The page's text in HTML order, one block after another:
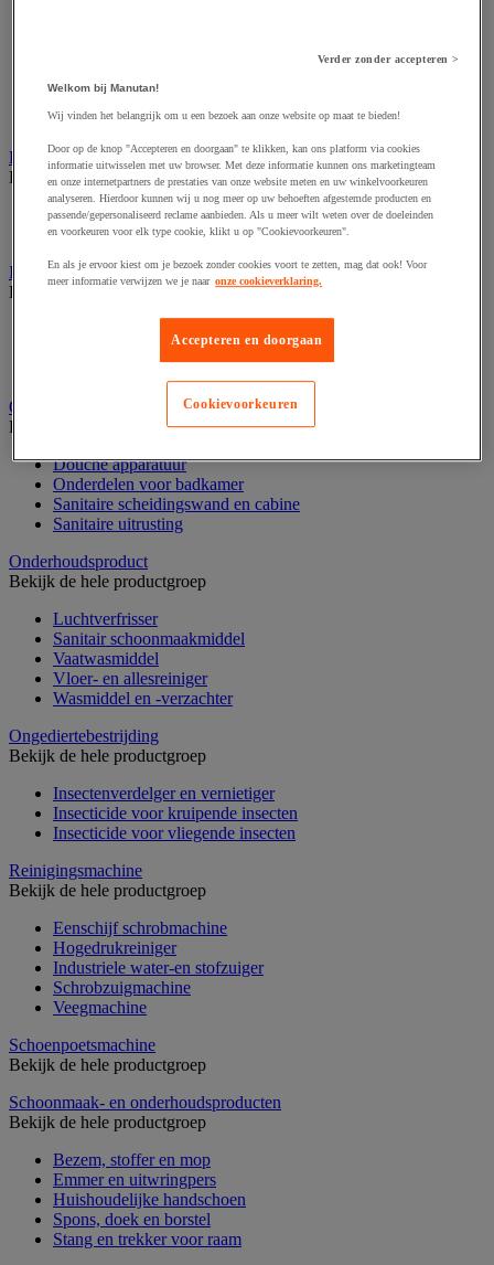
Big bag
Overslag container
Sorteerbak en buitencontainer
Handdoeken en handdoekdispenser
Bekijk de hele productgroep
Handdoek gevouwen en rollen
Handdoekdispenser en toebehoren
Industrieel reinigen
Bekijk de hele productgroep
Industriële poetsrollen
Nonwoven en textiel doeken
Onderdelen voor sanitair, douche en badkamer
Bekijk de hele productgroep
Douche apparatuur
Onderdelen voor badkamer
Sanitaire scheidingswand en cabine
Sanitaire uitrusting
Onderhoudsproduct
Bekijk de hele productgroep
Luchtverfrisser
Sanitair schoonmaakmiddel
Vaatwasmiddel
Vloer- en allesreiniger
Wasmiddel en -verzachter
Ongediertebestrijding
Bekijk de hele productgroep
Insectenverdelger en vernietiger
Insecticide voor kruipende insecten
Insecticide voor vliegende insecten
Reinigingsmachine
Bekijk de hele productgroep
Eenschijf schrobmachine
Hogedrukreiniger
Industriele water-en stofzuiger
Schrobzuigmachine
Veegmachine
Schoenpoetsmachine
Bekijk de hele productgroep
Schoonmaak- en onderhoudsproducten
Bekijk de hele productgroep
Bezem, stoffer en mop
Emmer en uitwringpers
Huishoudelijke handschoen
Spons, doek en borstel
Stang en trekker voor raam
Verder zonder accepteren >
Welkom bij Manutan!
Wij vinden het belangrijk om u een bezoek aan onze website op maat te bieden!
Door op de knop "Accepteren en doorgaan" te klikken, kan ons platform via cookies
informatie uitwisselen met uw browser. Met deze informatie kunnen ons marketingteam
en onze internetpartners de prestaties van onze website meten en uw winkelvoorkeuren
analyseren. Hierdoor kunnen wij u nog meer op uw behoeften afgestemde producten en
passende/gepersonaliseerd reclame aanbieden. Als u meer wilt weten over de doeleinden
en voorkeuren voor elk type cookie, klikt u op "Cookievoorkeuren".
En als je ervoor kiest om je bezoek zonder cookies voort te zetten, mag dat ook! Voor
meer informatie verwijzen we je naar onze cookieverklaring.
Accepteren en doorgaan
Cookievoorkeuren